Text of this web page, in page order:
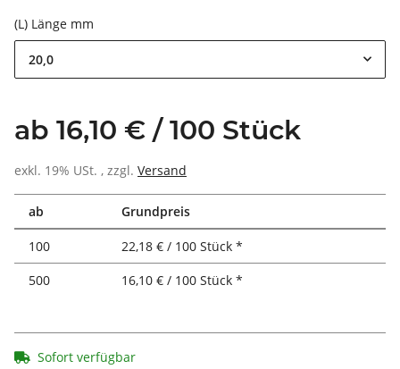
(L) Länge mm
20,0
ab 16,10 € / 100 Stück
exkl. 19% USt. , zzgl. Versand
ab Grundpreis
100
22,18 € / 100 Stück *
500
16,10 € / 100 Stück *
Sofort verfügbar